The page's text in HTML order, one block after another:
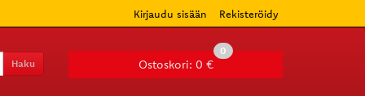
Kirjaudu sisään Rekisteröidy
Haku Ostoskori: 0 €
0